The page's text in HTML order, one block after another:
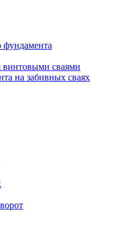
фундамента
винтовыми сваями
на забивных сваях